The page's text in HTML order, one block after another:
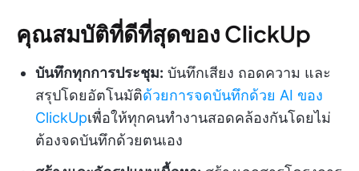
คุณสมบัติที่ดีที่สุดของ ClickUp
บันทึกทุกการประชุม: บันทึกเสียง ถอดความ และ
สรุปโดยอัตโนมัติด้วยการจดบันทึกด้วย AI ของ
ClickUpเพื่อให้ทุกคนทำงานสอดคล้องกันโดยไม่
ต้องจดบันทึกด้วยตนเอง